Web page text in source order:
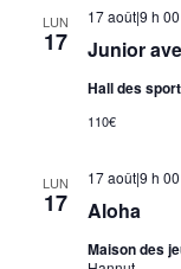
LUN
17 Junior
17 août|9 h
Hall des
110€
LUN
17 Aloha
17 août|9 h
Maison des